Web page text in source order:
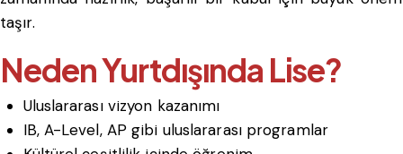
taşır.
Neden Yurtdışında Lise?
Uluslararası vizyon kazanımı
IB, A-Level, AP gibi uluslararası programlar